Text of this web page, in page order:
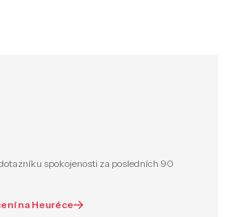
spokojenosti za posledních 90
na Heuréce